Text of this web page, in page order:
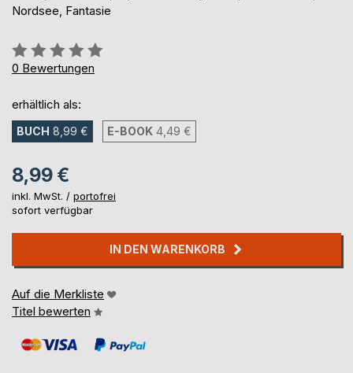
Nordsee, Fantasie
Bewertung::
0%
0 Bewertungen
erhältlich als:
BUCH 8,99 € E-BOOK 4,49 €
8,99 €
inkl. MwSt. / portofrei
sofort verfügbar
IN DEN WARENKORB
Auf die Merkliste
Titel bewerten